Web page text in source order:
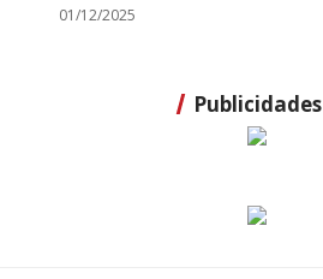
01/12/2025
Publicidades